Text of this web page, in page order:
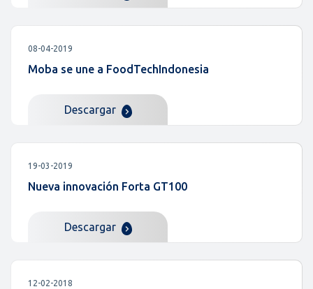
08-04-2019
Moba se une a FoodTechIndonesia
Descargar
19-03-2019
Nueva innovación Forta GT100
Descargar
12-02-2018